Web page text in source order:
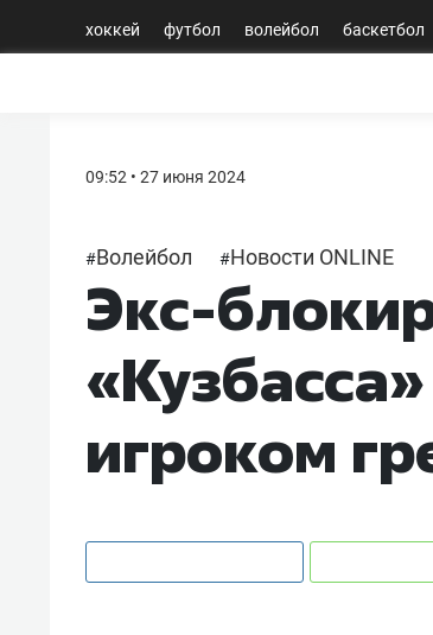
хоккей футбол волейбол баскетбол
09:52 • 27 июня 2024
#Волейбол #Новости ONLINE
Экс-
игроком